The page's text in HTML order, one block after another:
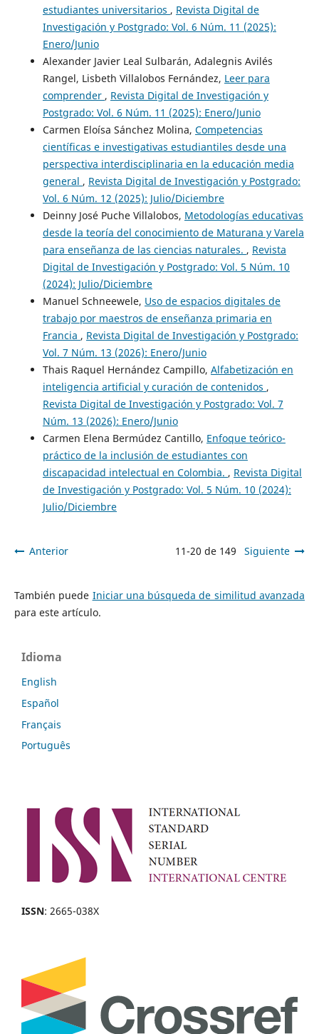
estudiantes universitarios , Revista Digital de
Investigación y Postgrado: Vol. 6 Núm. 11 (2025):
Enero/Junio
Alexander Javier Leal Sulbarán, Adalegnis Avilés
Rangel, Lisbeth Villalobos Fernández, Leer para
comprender , Revista Digital de Investigación y
Postgrado: Vol. 6 Núm. 11 (2025): Enero/Junio
Carmen Eloísa Sánchez Molina, Competencias
científicas e investigativas estudiantiles desde una
perspectiva interdisciplinaria en la educación media
general , Revista Digital de Investigación y Postgrado:
Vol. 6 Núm. 12 (2025): Julio/Diciembre
Deinny José Puche Villalobos, Metodologías educativas
desde la teoría del conocimiento de Maturana y Varela
para enseñanza de las ciencias naturales. , Revista
Digital de Investigación y Postgrado: Vol. 5 Núm. 10
(2024): Julio/Diciembre
Manuel Schneewele, Uso de espacios digitales de
trabajo por maestros de enseñanza primaria en
Francia , Revista Digital de Investigación y Postgrado:
Vol. 7 Núm. 13 (2026): Enero/Junio
Thais Raquel Hernández Campillo, Alfabetización en
inteligencia artificial y curación de contenidos ,
Revista Digital de Investigación y Postgrado: Vol. 7
Núm. 13 (2026): Enero/Junio
Carmen Elena Bermúdez Cantillo, Enfoque teórico-
práctico de la inclusión de estudiantes con
discapacidad intelectual en Colombia. , Revista Digital
de Investigación y Postgrado: Vol. 5 Núm. 10 (2024):
Julio/Diciembre
Anterior 11-20 de 149 Siguiente
También puede Iniciar una búsqueda de similitud avanzada
para este artículo.
Idioma
English
Español
Français
Português
ISSN: 2665-038X